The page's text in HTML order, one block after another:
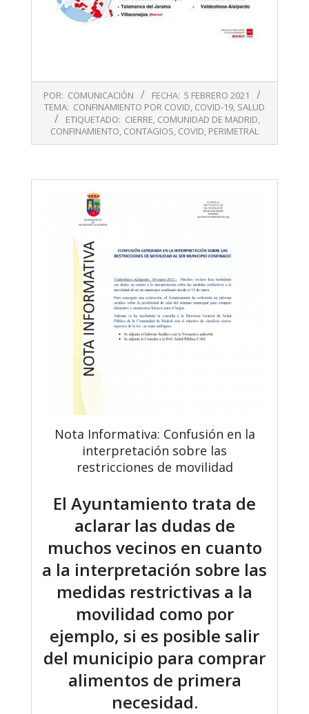
02-
POR: COMUNICACIÓN FECHA: 5 FEBRERO 2021
TEMA: CONFINAMIENTO POR COVID, COVID-19, SALUD
ETIQUETADO: CIERRE, COMUNIDAD DE MADRID,
CONFINAMIENTO, CONTAGIOS, COVID, PERIMETRAL
Nota Informativa: Confusión en la
interpretación sobre las
restricciones de movilidad
El Ayuntamiento trata de
aclarar las dudas de
muchos vecinos en cuanto
a la interpretación sobre las
medidas restrictivas a la
movilidad como por
ejemplo, si es posible salir
del municipio para comprar
alimentos de primera
necesidad.